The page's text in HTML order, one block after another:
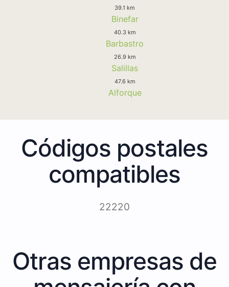
39.1 km
Binefar
40.3 km
Barbastro
26.9 km
Salillas
47.6 km
Alforque
Códigos postales
compatibles
22220
Otras empresas de